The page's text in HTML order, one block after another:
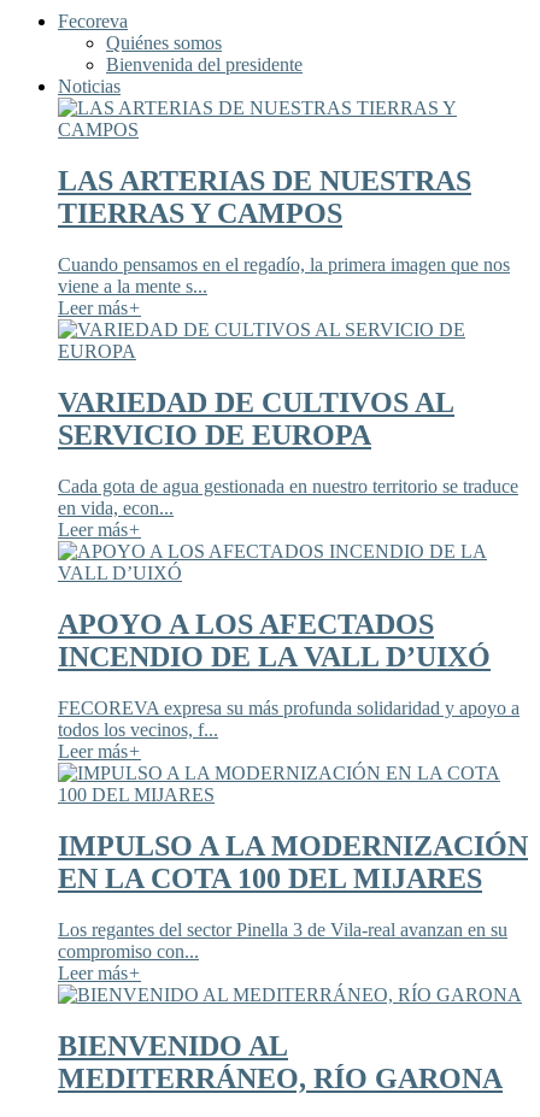
Fecoreva
Quiénes somos
Bienvenida del presidente
Noticias
LAS ARTERIAS DE NUESTRAS
TIERRAS Y CAMPOS
Cuando pensamos en el regadío, la primera imagen que nos
viene a la mente s...
Leer más+
VARIEDAD DE CULTIVOS AL
SERVICIO DE EUROPA
Cada gota de agua gestionada en nuestro territorio se traduce
en vida, econ...
Leer más+
APOYO A LOS AFECTADOS
INCENDIO DE LA VALL D’UIXÓ
FECOREVA expresa su más profunda solidaridad y apoyo a
todos los vecinos, f...
Leer más+
IMPULSO A LA MODERNIZACIÓN
EN LA COTA 100 DEL MIJARES
Los regantes del sector Pinella 3 de Vila-real avanzan en su
compromiso con...
Leer más+
BIENVENIDO AL
MEDITERRÁNEO, RÍO GARONA